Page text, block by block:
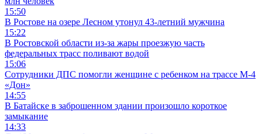
15:50
В Ростове на озере Лесном утонул 43-летний мужчина
15:22
В Ростовской области из-за жары проезжую часть
федеральных трасс поливают водой
15:06
Сотрудники ДПС помогли женщине с ребенком на трассе М-4
«Дон»
14:55
В Батайске в заброшенном здании произошло короткое
замыкание
14:33